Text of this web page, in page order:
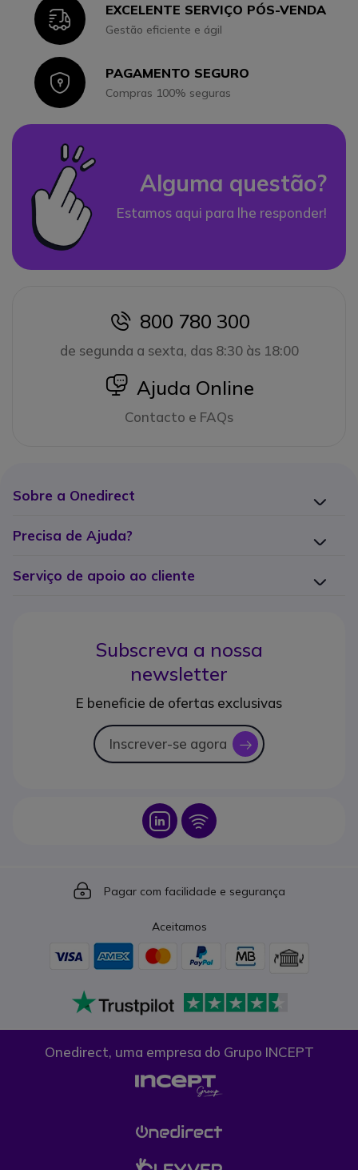
IconEXCELENTE SERVIÇO PÓS-VENDA
Gestão eficiente e ágil
IconPAGAMENTO SEGURO
Compras 100% seguras
Alguma questão?
Estamos aqui para lhe responder!
icon
800 780 300
de segunda a sexta, das 8:30 às 18:00
icon
Ajuda Online
Contacto e FAQs
Sobre a Onedirect
Precisa de Ajuda?
Serviço de apoio ao cliente
Subscreva a nossa
newsletter
E beneficie de ofertas exclusivas
Inscrever-se agora icon
Icon Icon
Icon
Pagar com facilidade e segurança
Aceitamos
Onedirect, uma empresa do Grupo INCEPT